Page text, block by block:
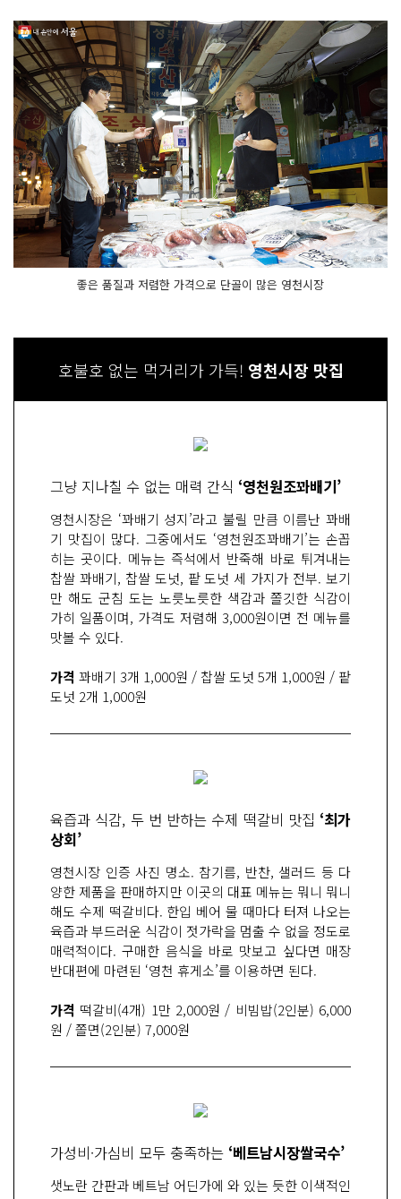
좋은 품질과 저렴한 가격으로 단골이 많은 영천시장
호불호 없는 먹거리가 가득! 영천시장 맛집
그냥 지나칠 수 없는 매력 간식 ‘영천원조꽈배기’
영천시장은 ‘꽈배기 성지’라고 불릴 만큼 이름난 꽈배
기 맛집이 많다. 그중에서도 ‘영천원조꽈배기’는 손꼽
히는 곳이다. 메뉴는 즉석에서 반죽해 바로 튀겨내는
찹쌀 꽈배기, 찹쌀 도넛, 팥 도넛 세 가지가 전부. 보기
만 해도 군침 도는 노릇노릇한 색감과 쫄깃한 식감이
가히 일품이며, 가격도 저렴해 3,000원이면 전 메뉴를
맛볼 수 있다.
가격 꽈배기 3개 1,000원 / 찹쌀 도넛 5개 1,000원 / 팥
도넛 2개 1,000원
육즙과 식감, 두 번 반하는 수제 떡갈비 맛집 ‘최가
상회’
영천시장 인증 사진 명소. 참기름, 반찬, 샐러드 등 다
양한 제품을 판매하지만 이곳의 대표 메뉴는 뭐니 뭐니
해도 수제 떡갈비다. 한입 베어 물 때마다 터져 나오는
육즙과 부드러운 식감이 젓가락을 멈출 수 없을 정도로
매력적이다. 구매한 음식을 바로 맛보고 싶다면 매장
반대편에 마련된 ‘영천 휴게소’를 이용하면 된다.
가격 떡갈비(4개) 1만 2,000원 / 비빔밥(2인분) 6,000
원 / 쫄면(2인분) 7,000원
가성비·가심비 모두 충족하는 ‘베트남시장쌀국수’
샛노란 간판과 베트남 어딘가에 와 있는 듯한 이색적인